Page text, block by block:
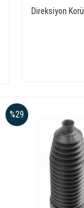
Direksiyon
%29